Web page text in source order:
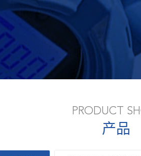
PRODUCT
产品